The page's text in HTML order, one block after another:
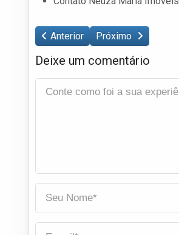
Anterior Próximo
Deixe um comentário